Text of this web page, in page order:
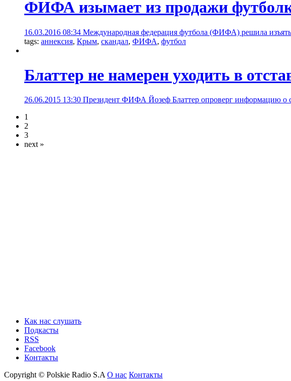
ФИФА изымает из продажи
16.03.2016 08:34 Международная федерация футбола (ФИФА) решила
tags: аннексия, Крым, скандал, ФИФА, футбол
Блаттер не намерен уходить в
26.06.2015 13:30 Президент ФИФА Йозеф Блаттер опроверг информацию о
1
2
3
next »
Как нас слушать
Подкасты
RSS
Facebook
Контакты
Copyright © Polskie Radio S.A О нас Контакты